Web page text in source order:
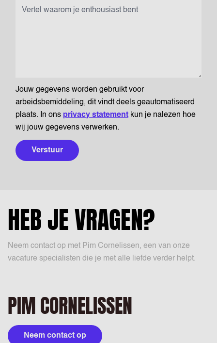
Jouw gegevens worden gebruikt voor
arbeidsbemiddeling, dit vindt deels geautomatiseerd
plaats. In ons privacy statement kun je nalezen hoe
wij jouw gegevens verwerken.
Verstuur
HEB JE VRAGEN?
Neem contact op met Pim Cornelissen, een van onze
vacature specialisten die je met alle liefde verder helpt.
PIM CORNELISSEN
Neem contact op